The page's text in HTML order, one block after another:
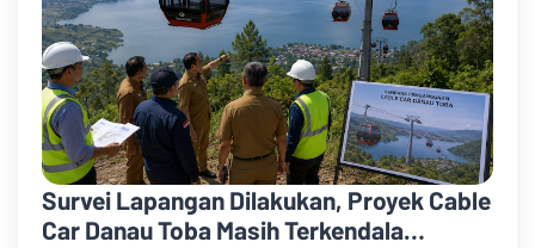
Survei Lapangan Dilakukan, Proyek Cable
Car Danau Toba Masih Terkendala